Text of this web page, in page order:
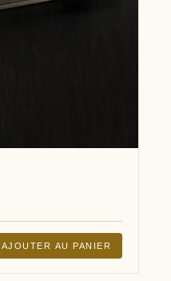
AJOUTER AU PANIER